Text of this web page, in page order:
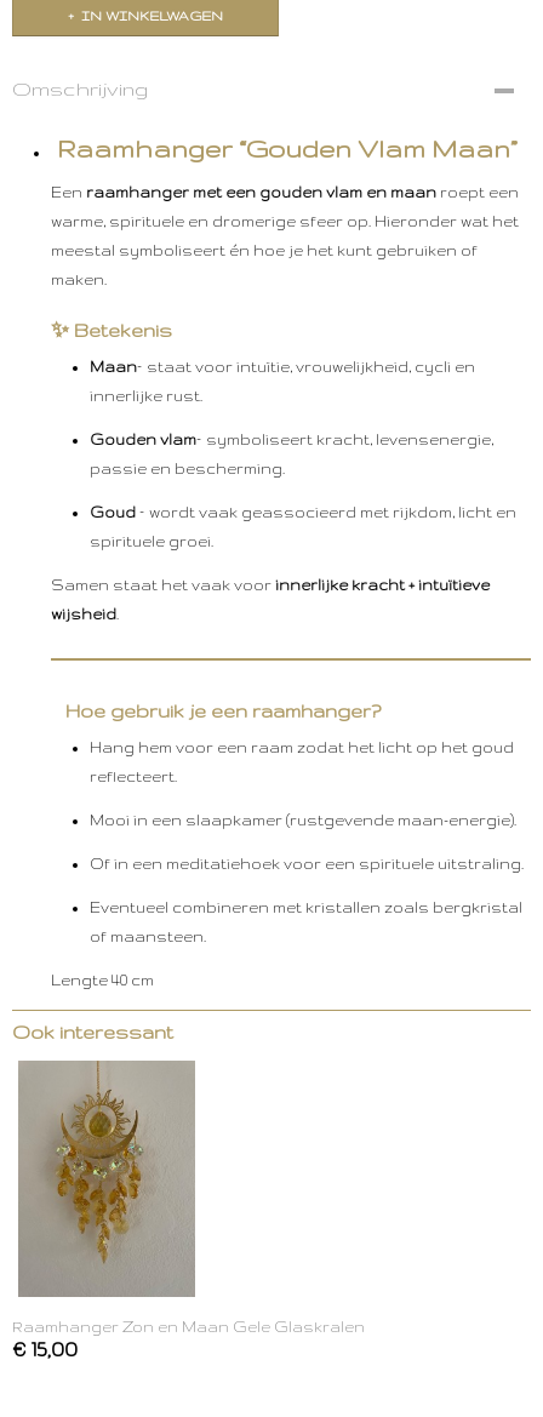
IN WINKELWAGEN
Omschrijving
Raamhanger “Gouden Vlam Maan”
Een raamhanger met een gouden vlam en maan roept een
warme, spirituele en dromerige sfeer op. Hieronder wat het
meestal symboliseert én hoe je het kunt gebruiken of
maken.
✨ Betekenis
Maan– staat voor intuïtie, vrouwelijkheid, cycli en
innerlijke rust.
Gouden vlam– symboliseert kracht, levensenergie,
passie en bescherming.
Goud – wordt vaak geassocieerd met rijkdom, licht en
spirituele groei.
Samen staat het vaak voor innerlijke kracht + intuïtieve
wijsheid
Hoe gebruik je een raamhanger?
Hang hem voor een raam zodat het licht op het goud
reflecteert.
Mooi in een slaapkamer (rustgevende maan-energie).
Of in een meditatiehoek voor een spirituele uitstraling.
Eventueel combineren met kristallen zoals bergkristal
of maansteen.
Lengte 40 cm
Ook interessant
Raamhanger Zon en Maan Gele Glaskralen
€ 15,00